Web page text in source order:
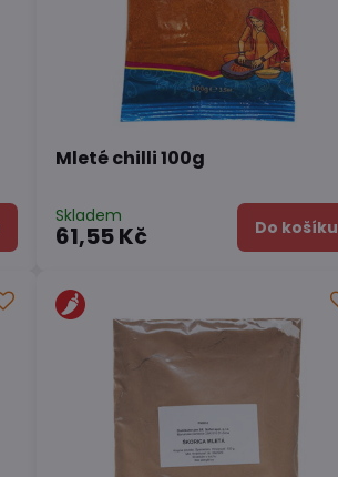
Mleté chilli 100g
Skladem
61,55 Kč Do košíku